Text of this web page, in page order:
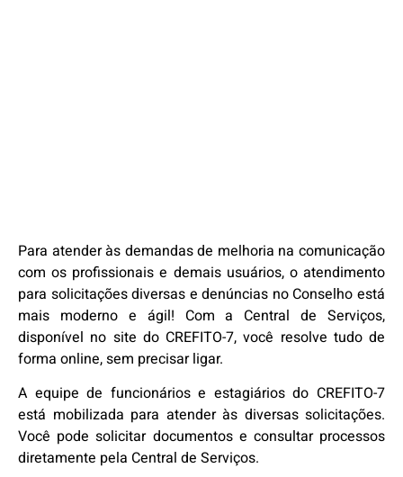
Para atender às demandas de melhoria na comunicação
com os profissionais e demais usuários, o atendimento
para solicitações diversas e denúncias no Conselho está
mais moderno e ágil! Com a Central de Serviços,
disponível no site do CREFITO-7, você resolve tudo de
forma online, sem precisar ligar.
A equipe de funcionários e estagiários do CREFITO-7
está mobilizada para atender às diversas solicitações.
Você pode solicitar documentos e consultar processos
diretamente pela Central de Serviços.